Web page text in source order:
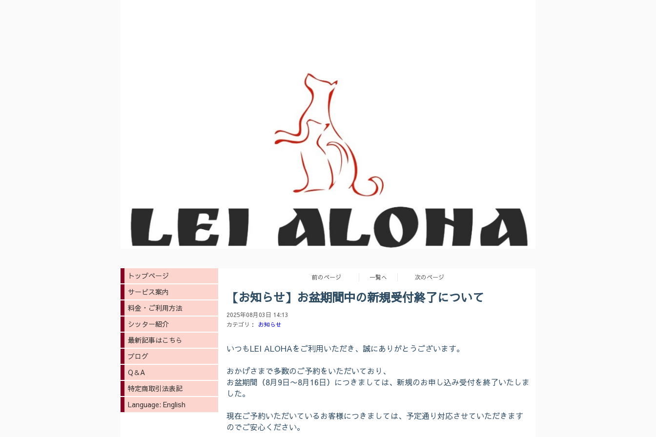
前のページ 一覧へ 次のページ
【お知らせ】お盆期間中の新規受付終了について
2025年08月03日 14:13
カテゴリ：
お知らせ
いつもLEI ALOHAをご利用いただき、誠にありがとうございます。
おかげさまで多数のご予約をいただいており、
お盆期間（8月9日〜8月16日）につきましては、新規のお申し込み受付を終了いたしま
した。
現在ご予約いただいているお客様につきましては、予定通り対応させていただきます
のでご安心ください。
トップページ
サービス案内
料金・ご利用方法
シッター紹介
最新記事はこちら
ブログ
Q＆A
特定商取引法表記
Language: English